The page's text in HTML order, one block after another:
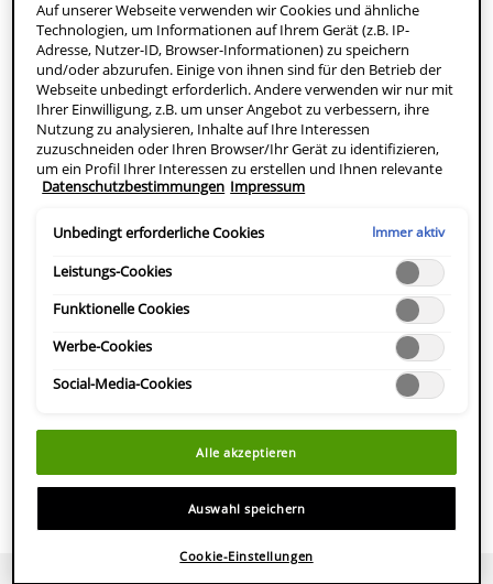
Hyaluronsäure, Ceramiden und Niacinamid
Die feuchtigkeitsspendende Gesichtscreme mit Anti-Glanz-
Effekt für Mischhaut bis fettige Haut stärkt die
Hautschutzbarriere und reguliert die Talgproduktion – für einen
APOTHEKE FINDEN
INHALTSSTOFFE
HERSTELLERINFOMATIONEN
Auf unserer Webseite verwenden wir Cookies und ähnliche
Technologien, um Informationen auf Ihrem Gerät (z.B. IP-
Adresse, Nutzer-ID, Browser-Informationen) zu speichern
und/oder abzurufen. Einige von ihnen sind für den Betrieb der
Webseite unbedingt erforderlich. Andere verwenden wir nur mit
Ihrer Einwilligung, z.B. um unser Angebot zu verbessern, ihre
Nutzung zu analysieren, Inhalte auf Ihre Interessen
zuzuschneiden oder Ihren Browser/Ihr Gerät zu identifizieren,
um ein Profil Ihrer Interessen zu erstellen und Ihnen relevante
Werbung auf anderen Onlineangeboten zu zeigen. Sie können
ablehnen ("Ohne Einwilligung fortfahren") oder die
("Auswahl speichern"). Zudem können Sie Ihre Einstellungen
(unter dem Link "Cookie-Einstellungen") jederzeit aufrufen und
nachträglich anpassen. Weitere Informationen enthalten unsere
Datenschutzbestimmungen Impressum
Unbedingt erforderliche Cookies Immer aktiv
Leistungs-Cookies
Funktionelle Cookies
Werbe-Cookies
Social-Media-Cookies
Alle akzeptieren
Auswahl speichern
Cookie-Einstellungen